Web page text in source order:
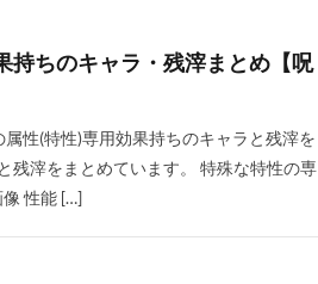
持ちのキャラ・残滓まとめ【呪
性(特性)専用効果持ちのキャラと残滓を
残滓をまとめています。 特殊な特性の専
像 性能 […]